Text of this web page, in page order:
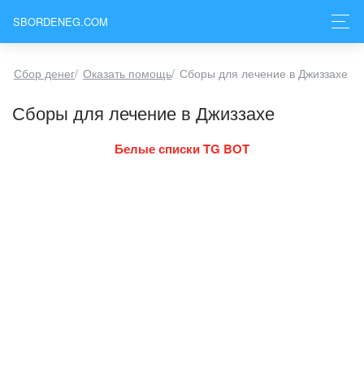
SBORDENEG.COM
Сбор денег/ Оказать помощь/ Сборы для лечение в Джиззахе
Сборы для лечение в Джиззахе
Белые списки TG BOT